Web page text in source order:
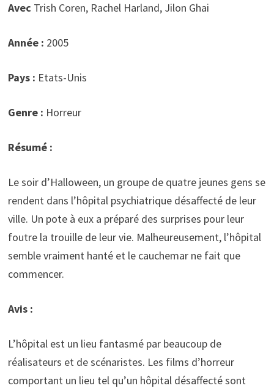
Avec Trish Coren, Rachel Harland, Jilon Ghai
Année : 2005
Pays : Etats-Unis
Genre : Horreur
Résumé :
Le soir d’Halloween, un groupe de quatre jeunes gens se
rendent dans l’hôpital psychiatrique désaffecté de leur
ville. Un pote à eux a préparé des surprises pour leur
foutre la trouille de leur vie. Malheureusement, l’hôpital
semble vraiment hanté et le cauchemar ne fait que
commencer.
Avis :
L’hôpital est un lieu fantasmé par beaucoup de
réalisateurs et de scénaristes. Les films d’horreur
comportant un lieu tel qu’un hôpital désaffecté sont